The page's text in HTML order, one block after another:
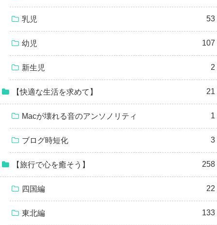
乳児 53
幼児 107
新生児 2
【快適な生活を求めて】 21
Macが壊れる音のアンソノリティ 1
ブログ時短化 3
【旅行で心を癒そう】 258
四国編 22
東北編 133